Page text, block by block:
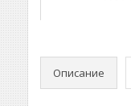
Описание